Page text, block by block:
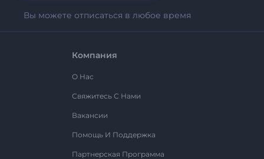
Вы можете отписаться в любое время
Компания
О Нас
Свяжитесь С Нами
Вакансии
Помощь И Поддержка
Партнерская Программа